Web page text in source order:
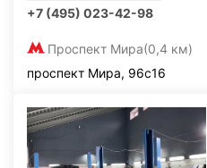
+7 (495) 023-42-98
Проспект Мира(0,4 км)
проспект Мира, 96с16